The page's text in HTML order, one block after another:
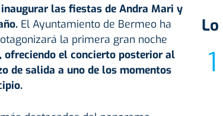
inaugurar las fiestas de Andra Mari y
El Ayuntamiento de Bermeo ha
la primera gran noche
el concierto posterior al
de salida a uno de los momentos
Lo